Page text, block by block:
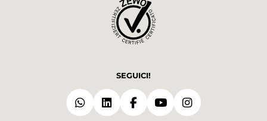
SEGUICI!